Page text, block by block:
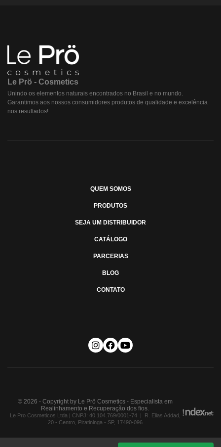
Le Prö - Cosmetics
Unindo os elementos naturais encontrados no Brasil e no mundo.
Garantimos aos nossos consumidores produtos de qualidade e excelência
nos resultados!
QUEM SOMOS
PRODUTOS
SEJA UM DISTRIBUIDOR
CATÁLOGO
PARCERIAS
BLOG
CONTATO
© 2026 - Copyright by Le Prö Cosmetics - Especialista em
Realinhamento e Recuperação dos fios.
Le Pro Cosmeticos Ltda | CNPJ: 40.104.769/0001-74 | R. Elias Addad,
20 - Centro, Piratininga - SP, 17490-096